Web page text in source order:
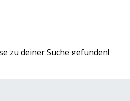
zu deiner Suche gefunden!